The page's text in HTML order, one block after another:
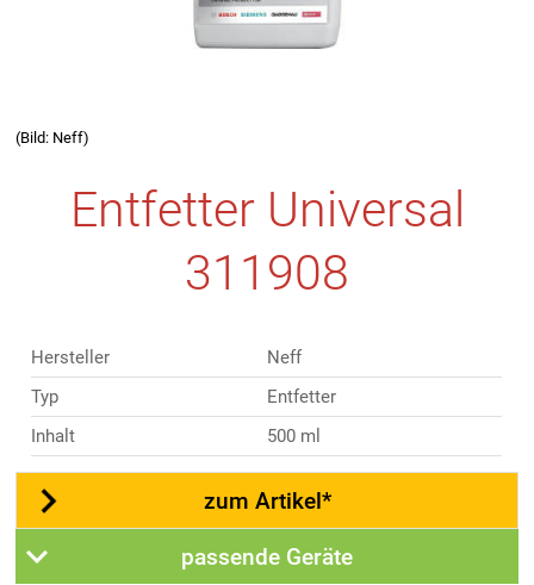
(Bild: Neff)
Entfetter Universal
311908
Hersteller
Neff
Typ
Entfetter
Inhalt
500 ml
zum Artikel*
passende Geräte